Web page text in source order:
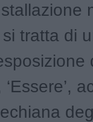
tratta di